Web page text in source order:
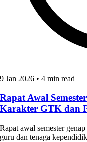
9 Jan 2026 • 4 min read
Rapat Awal
Karakter GTK dan
Rapat awal semester
guru dan tenaga